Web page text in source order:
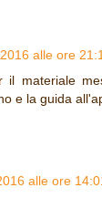
alle ore
il materiale
e la guida
alle ore